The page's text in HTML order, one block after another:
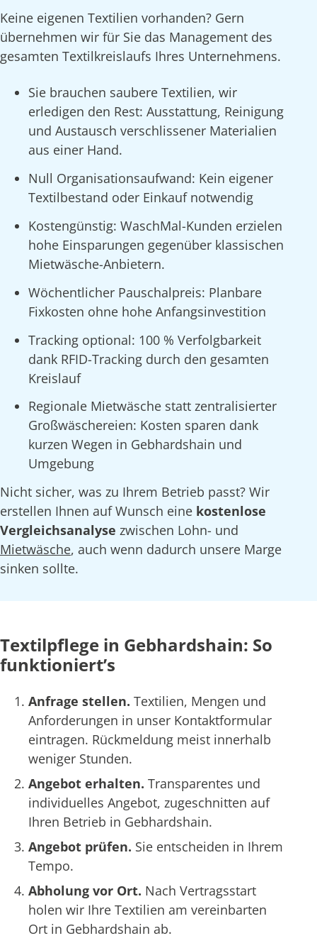
Keine eigenen Textilien vorhanden? Gern
übernehmen wir für Sie das Management des
gesamten Textilkreislaufs Ihres Unternehmens.
Sie brauchen saubere Textilien, wir
erledigen den Rest: Ausstattung, Reinigung
und Austausch verschlissener Materialien
aus einer Hand.
Null Organisationsaufwand: Kein eigener
Textilbestand oder Einkauf notwendig
Kostengünstig: WaschMal-Kunden erzielen
hohe Einsparungen gegenüber klassischen
Mietwäsche-Anbietern.
Wöchentlicher Pauschalpreis: Planbare
Fixkosten ohne hohe Anfangsinvestition
Tracking optional: 100 % Verfolgbarkeit
dank RFID-Tracking durch den gesamten
Kreislauf
Regionale Mietwäsche statt zentralisierter
Großwäschereien: Kosten sparen dank
kurzen Wegen in Gebhardshain und
Umgebung
Nicht sicher, was zu Ihrem Betrieb passt? Wir
erstellen Ihnen auf Wunsch eine kostenlose
Vergleichsanalyse zwischen Lohn- und
Mietwäsche, auch wenn dadurch unsere Marge
sinken sollte.
Textilpflege in Gebhardshain: So
funktioniert’s
Anfrage stellen. Textilien, Mengen und
Anforderungen in unser Kontaktformular
eintragen. Rückmeldung meist innerhalb
weniger Stunden.
Angebot erhalten. Transparentes und
individuelles Angebot, zugeschnitten auf
Ihren Betrieb in Gebhardshain.
Angebot prüfen. Sie entscheiden in Ihrem
Tempo.
Abholung vor Ort. Nach Vertragsstart
holen wir Ihre Textilien am vereinbarten
Ort in Gebhardshain ab.